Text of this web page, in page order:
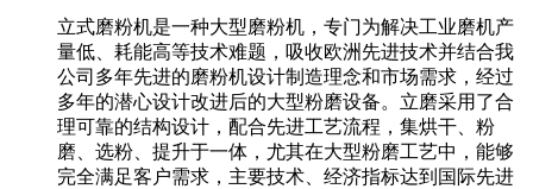
立式磨粉机是一种大型磨粉机，专门为解决工业磨机产
量低、耗能高等技术难题，吸收欧洲先进技术并结合我
公司多年先进的磨粉机设计制造理念和市场需求，经过
多年的潜心设计改进后的大型粉磨设备。立磨采用了合
理可靠的结构设计，配合先进工艺流程，集烘干、粉
磨、选粉、提升于一体，尤其在大型粉磨工艺中，能够
完全满足客户需求，主要技术、经济指标达到国际先进